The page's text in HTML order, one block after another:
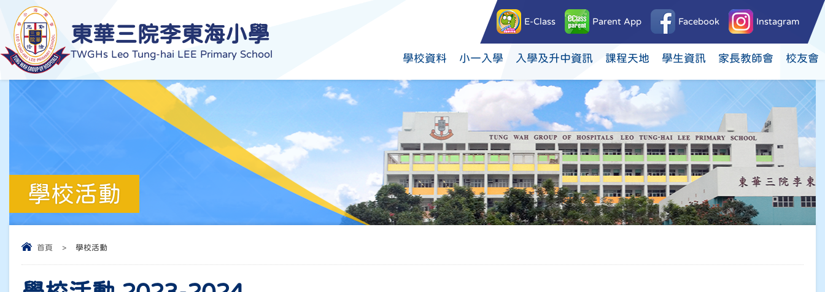
東華三院李東海小學
TWGHs Leo Tung-hai LEE Primary School
E-Class Parent App Facebook Instagram
學校資料 小一入學 入學及升中資訊 課程天地 學生資訊 家長教師會 校友會
學校活動
首頁 > 學校活動